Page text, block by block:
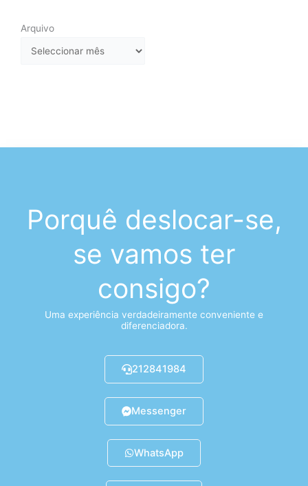
Arquivo
Arquivo
Porquê deslocar-se,
se vamos ter
consigo?
Uma experiência verdadeiramente conveniente e
diferenciadora.
212841984
Messenger
WhatsApp